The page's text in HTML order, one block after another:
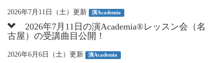
2026年7月11日（土）更新 演Academia
2026年7月11日の演Academia®︎レッスン会（名
古屋）の受講曲目公開！
2026年6月6日（土）更新 演Academia